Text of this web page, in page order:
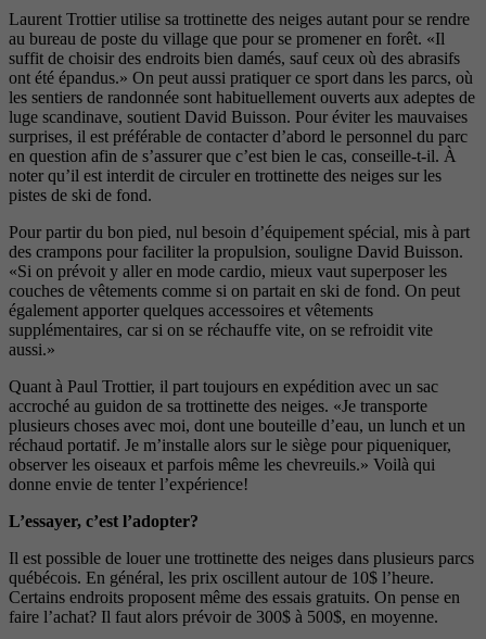
Laurent Trottier utilise sa trottinette des neiges autant pour se rendre
au bureau de poste du village que pour se promener en forêt. «Il
suffit de choisir des endroits bien damés, sauf ceux où des abrasifs
ont été épandus.» On peut aussi pratiquer ce sport dans les parcs, où
les sentiers de randonnée sont habituellement ouverts aux adeptes de
luge scandinave, soutient David Buisson. Pour éviter les mauvaises
surprises, il est préférable de contacter d’abord le personnel du parc
en question afin de s’assurer que c’est bien le cas, conseille-t-il. À
noter qu’il est interdit de circuler en trottinette des neiges sur les
pistes de ski de fond.
Pour partir du bon pied, nul besoin d’équipement spécial, mis à part
des crampons pour faciliter la propulsion, souligne David Buisson.
«Si on prévoit y aller en mode cardio, mieux vaut superposer les
couches de vêtements comme si on partait en ski de fond. On peut
également apporter quelques accessoires et vêtements
supplémentaires, car si on se réchauffe vite, on se refroidit vite
aussi.»
Quant à Paul Trottier, il part toujours en expédition avec un sac
accroché au guidon de sa trottinette des neiges. «Je transporte
plusieurs choses avec moi, dont une bouteille d’eau, un lunch et un
réchaud portatif. Je m’installe alors sur le siège pour piqueniquer,
observer les oiseaux et parfois même les chevreuils.» Voilà qui
donne envie de tenter l’expérience!
L’essayer, c’est l’adopter?
Il est possible de louer une trottinette des neiges dans plusieurs parcs
québécois. En général, les prix oscillent autour de 10$ l’heure.
Certains endroits proposent même des essais gratuits. On pense en
faire l’achat? Il faut alors prévoir de 300$ à 500$, en moyenne.